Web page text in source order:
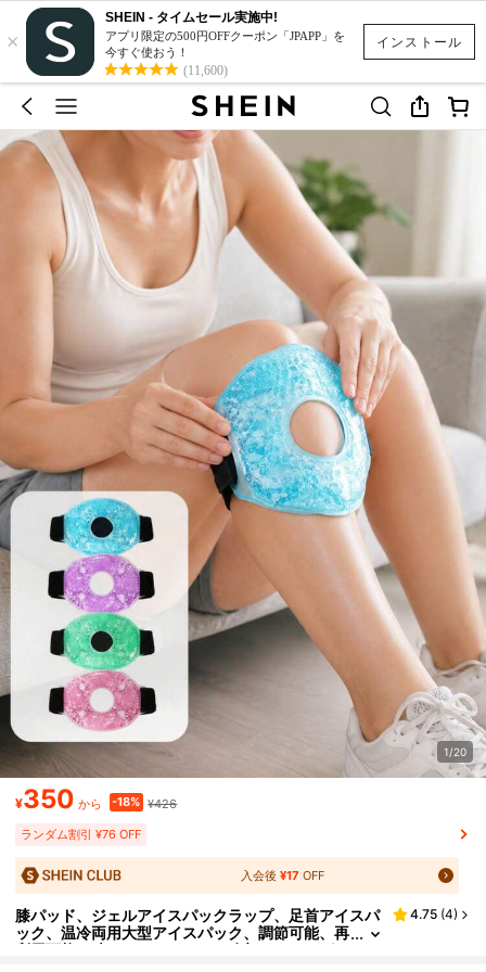
インストール
×
SHEIN - タイムセール実施中!
アプリ限定の500円OFFクーポン「JPAPP」を
今すぐ使おう！
(11,600)
1/20
¥350 から -18% ¥426
ランダム割引 ¥76 OFF
入会後¥17 OFF
膝パッド、ジェルアイスパックラップ、足首アイスパ
ック、温冷両用大型アイスパック、調節可能、再
利用可能な膝パッド、ソフトで冷却するレッグス
4.75 (4)